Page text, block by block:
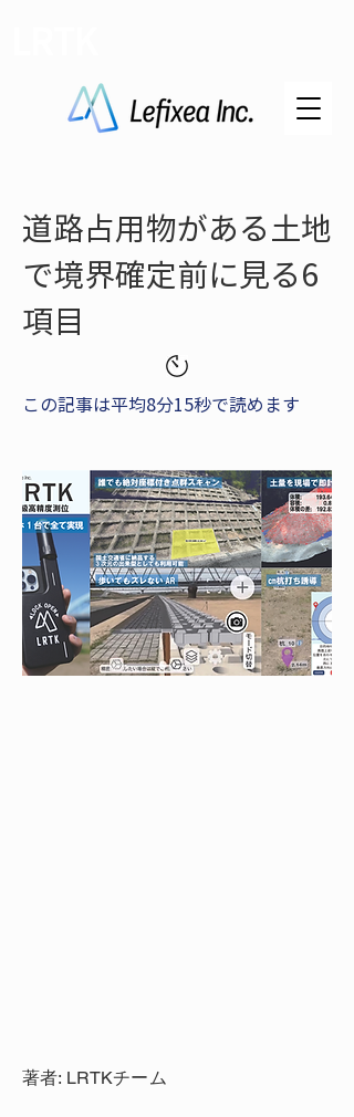
道路占用物がある土地
で境界確定前に見る6
項目
この記事は平均8分15秒で読めます
著者: LRTKチーム